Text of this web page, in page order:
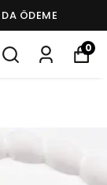
ÖDEME
0